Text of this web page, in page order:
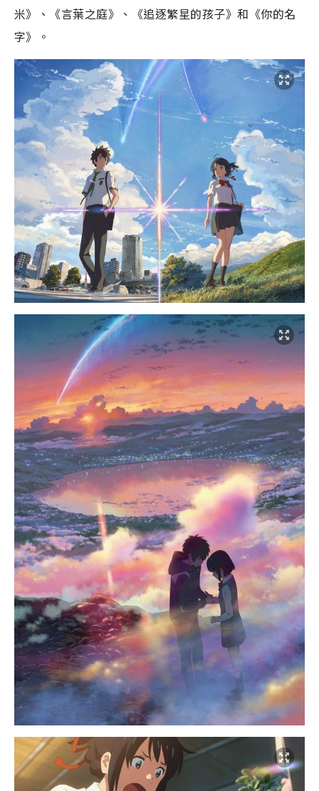
米》、《言葉之庭》、《追逐繁星的孩子》和《你的名
字》。